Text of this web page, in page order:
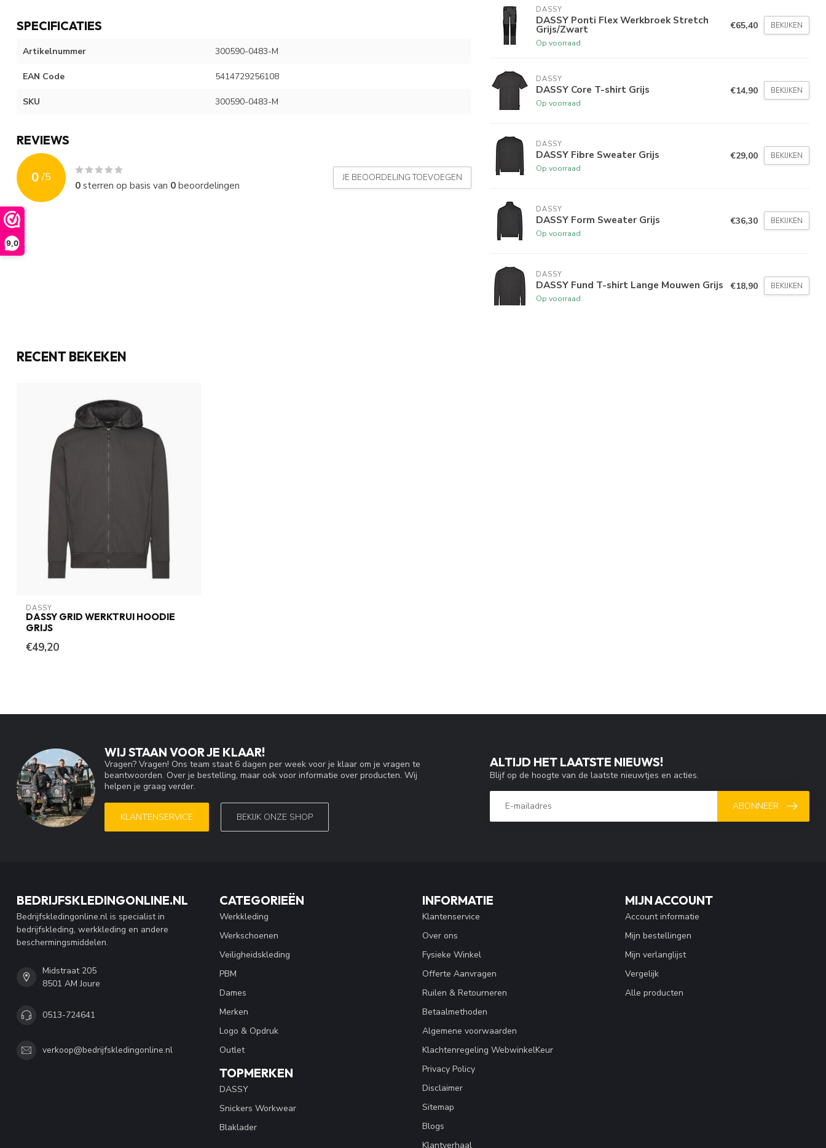
9,0
SPECIFICATIES
Artikelnummer 300590-0483-M
EAN Code 5414729256108
SKU 300590-0483-M
REVIEWS
0 /5
0sterren op basis van 0beoordelingen
JE BEOORDELING TOEVOEGEN
DASSY
DASSY Ponti Flex Werkbroek Stretch
Grijs/Zwart
Op voorraad
€65,40 BEKIJKEN
DASSY
DASSY Core T-shirt Grijs
Op voorraad
€14,90 BEKIJKEN
DASSY
DASSY Fibre Sweater Grijs
Op voorraad
€29,00 BEKIJKEN
DASSY
DASSY Form Sweater Grijs
Op voorraad
€36,30 BEKIJKEN
DASSY
DASSY Fund T-shirt Lange Mouwen Grijs
Op voorraad
€18,90 BEKIJKEN
RECENT BEKEKEN
DASSY
DASSY GRID WERKTRUI HOODIE
GRIJS
€49,20
WIJ STAAN VOOR JE KLAAR!
Vragen? Vragen! Ons team staat 6 dagen per week voor je klaar om je vragen te
beantwoorden. Over je bestelling, maar ook voor informatie over producten. Wij
helpen je graag verder.
KLANTENSERVICE BEKIJK ONZE SHOP
ALTIJD HET LAATSTE NIEUWS!
Blijf op de hoogte van de laatste nieuwtjes en acties.
ABONNEER
BEDRIJFSKLEDINGONLINE.NL
Bedrijfskledingonline.nl is specialist in
bedrijfskleding, werkkleding en andere
beschermingsmiddelen.
Midstraat 205
8501 AM Joure
0513-724641
verkoop@bedrijfskledingonline.nl
CATEGORIEËN
Werkkleding
Werkschoenen
Veiligheidskleding
PBM
Dames
Merken
Logo & Opdruk
Outlet
TOPMERKEN
DASSY
Snickers Workwear
Blaklader
INFORMATIE
Klantenservice
Over ons
Fysieke Winkel
Offerte Aanvragen
Ruilen & Retourneren
Betaalmethoden
Algemene voorwaarden
Klachtenregeling WebwinkelKeur
Privacy Policy
Disclaimer
Sitemap
Blogs
Klantverhaal
MIJN ACCOUNT
Account informatie
Mijn bestellingen
Mijn verlanglijst
Vergelijk
Alle producten